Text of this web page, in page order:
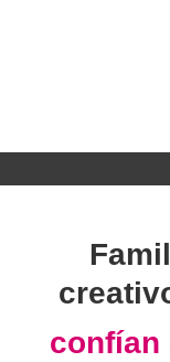
confían